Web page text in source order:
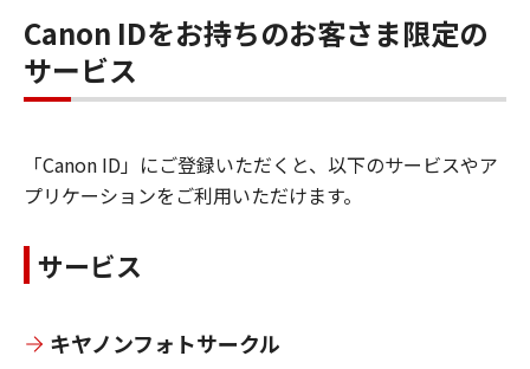
Canon IDをお持ちのお客さま限定の
サービス
「Canon ID」にご登録いただくと、以下のサービスやア
プリケーションをご利用いただけます。
サービス
キヤノンフォトサークル